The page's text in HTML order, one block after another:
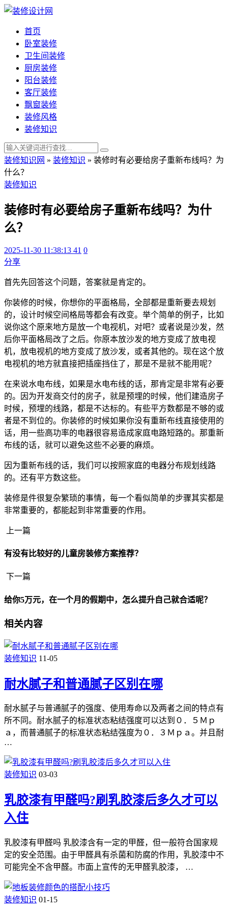
首页
卧室装修
卫生间装修
厨房装修
阳台装修
客厅装修
飘窗装修
装修风格
装修知识
装修知识网 » 装修知识 » 装修时有必要给房子重新布线吗？为
什么？
装修知识
装修时有必要给房子重新布线吗？为什
么？
2025-11-30 11:38:13 41 0
分享
首先先回答这个问题，答案就是肯定的。
你装修的时候，你想你的平面格局，全部都是重新要去规划
的，设计时候空间格局等都会有改变。举个简单的例子，比如
说你这个原来地方是放一个电视机，对吧？或者说是沙发，然
后你平面格局改了之后。你原本放沙发的地方变成了放电视
机，放电视机的地方变成了放沙发，或者其他的。现在这个放
电视机的地方就直接把插座挡住了，那是不是就不能用呢？
在来说水电布线，如果是水电布线的话，那肯定是非常有必要
的。因为开发商交付的房子，就是预埋的时候，他们建造房子
时候，预埋的线路，都是不达标的。有些平方数都是不够的或
者是不到位的。你装修的时候如果你没有重新布线直接使用的
话，用一些高功率的电器很容易造成家庭电路短路的。那重新
布线的话，就可以避免这些不必要的麻烦。
因为重新布线的话，我们可以按照家庭的电器分布规划线路
的。还有平方数这些。
装修是件很复杂繁琐的事情，每一个看似简单的步骤其实都是
非常重要的，都能起到非常重要的作用。
上一篇
有没有比较好的儿童房装修方案推荐？
下一篇
给你5万元，在一个月的假期中，怎么提升自己就合适呢？
相关内容
装修知识 11-05
耐水腻子和普通腻子区别在哪
耐水腻子与普通腻子的强度、使用寿命以及两者之间的特点有
所不同。耐水腻子的标准状态粘结强度可以达到０．５Ｍｐ
ａ，而普通腻子的标准状态粘结强度为０．３Ｍｐａ。并且耐
…
装修知识 03-03
乳胶漆有甲醛吗?刷乳胶漆后多久才可以
入住
乳胶漆有甲醛吗 乳胶漆含有一定的甲醛，但一般符合国家规
定的安全范围。由于甲醛具有杀菌和防腐的作用，乳胶漆中不
可能完全不含甲醛。市面上宣传的无甲醛乳胶漆， …
装修知识 01-15